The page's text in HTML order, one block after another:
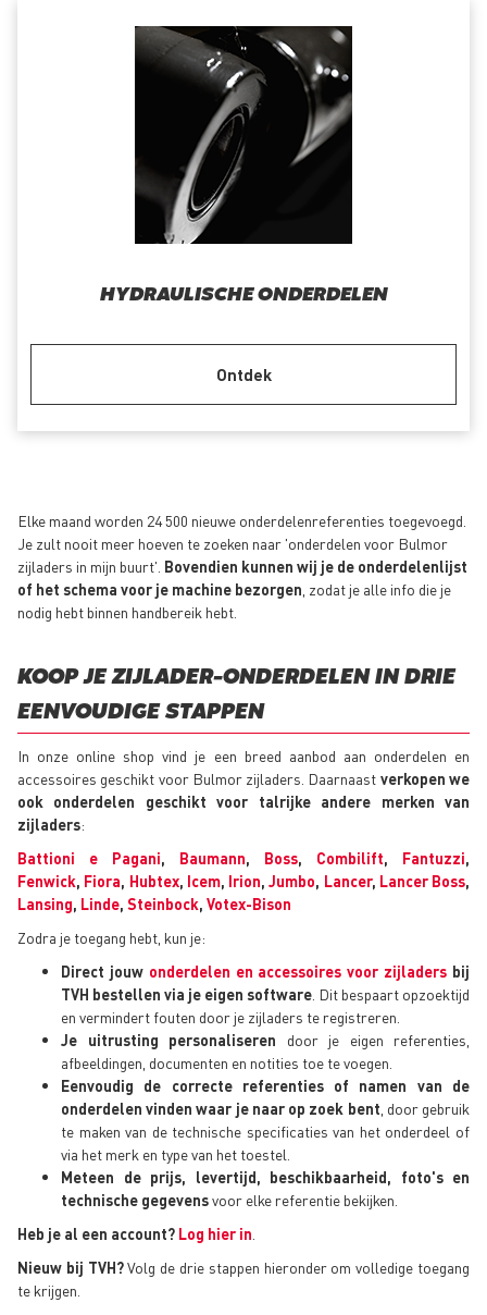
HYDRAULISCHE ONDERDELEN
Ontdek
Elke maand worden 24 500 nieuwe onderdelenreferenties toegevoegd.
Je zult nooit meer hoeven te zoeken naar 'onderdelen voor Bulmor
zijladers in mijn buurt'. Bovendien kunnen wij je de onderdelenlijst
of het schema voor je machine bezorgen , zodat je alle info die je
nodig hebt binnen handbereik hebt.
KOOP JE ZIJLADER-ONDERDELEN IN DRIE
EENVOUDIGE STAPPEN
In onze online shop vind je een breed aanbod aan onderdelen en
accessoires geschikt voor Bulmor zijladers. Daarnaast verkopen we
ook onderdelen geschikt voor talrijke andere merken van
zijladers:
Battioni e Pagani, Baumann, Boss, Combilift, Fantuzzi,
Fenwick, Fiora, Hubtex, Icem, Irion,Jumbo, Lancer, Lancer Boss,
Lansing, Linde, Steinbock, Votex-Bison
Zodra je toegang hebt, kun je:
Direct jouw onderdelen en accessoires voor zijladers bij
TVH bestellen via je eigen software . Dit bespaart opzoektijd
en vermindert fouten door je zijladers te registreren.
Je uitrusting personaliseren door je eigen referenties,
afbeeldingen, documenten en notities toe te voegen.
Eenvoudig de correcte referenties of namen van de
onderdelen vinden waar je naar op zoek bent , door gebruik
te maken van de technische specificaties van het onderdeel of
via het merk en type van het toestel.
Meteen de prijs, levertijd, beschikbaarheid, foto's en
technische gegevensvoor elke referentie bekijken.
Heb je al een account? Log hier in
Nieuw bij TVH?Volg de drie stappen hieronder om volledige toegang
te krijgen.